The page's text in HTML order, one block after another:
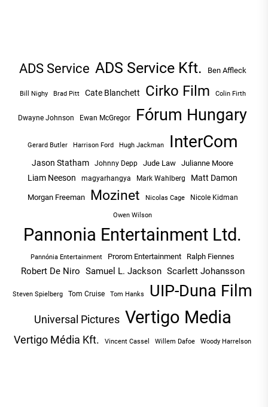
ADS Service ADS Service Kft. Ben Affleck
Bill Nighy Brad Pitt Cate Blanchett Cirko Film Colin Firth
Dwayne Johnson Ewan McGregor Fórum Hungary
Gerard Butler Harrison Ford Hugh Jackman InterCom
Jason Statham Johnny Depp Jude Law Julianne Moore
Liam Neeson magyarhangya Mark Wahlberg Matt Damon
Morgan Freeman Mozinet Nicolas Cage Nicole Kidman
Owen Wilson
Pannonia Entertainment Ltd.
Pannónia Entertainment Prorom Entertainment Ralph Fiennes
Robert De Niro Samuel L. Jackson Scarlett Johansson
Steven Spielberg Tom Cruise Tom Hanks UIP-Duna Film
Universal Pictures Vertigo Media
Vertigo Média Kft. Vincent Cassel Willem Dafoe Woody Harrelson